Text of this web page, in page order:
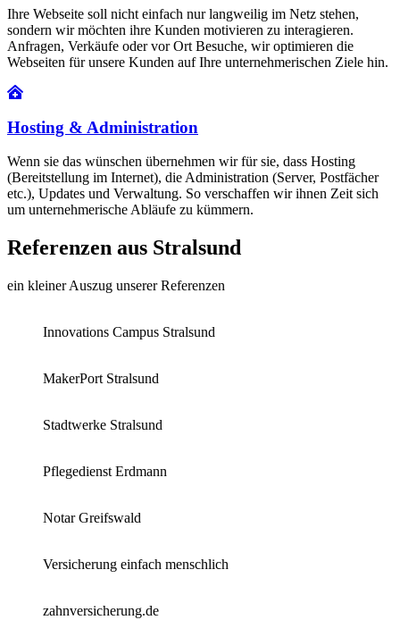
Ihre Webseite soll nicht einfach nur langweilig im Netz stehen,
sondern wir möchten ihre Kunden motivieren zu interagieren.
Anfragen, Verkäufe oder vor Ort Besuche, wir optimieren die
Webseiten für unsere Kunden auf Ihre unternehmerischen Ziele hin.
Hosting & Administration
Wenn sie das wünschen übernehmen wir für sie, dass Hosting
(Bereitstellung im Internet), die Administration (Server, Postfächer
etc.), Updates und Verwaltung. So verschaffen wir ihnen Zeit sich
um unternehmerische Abläufe zu kümmern.
Referenzen aus Stralsund
ein kleiner Auszug unserer Referenzen
Innovations Campus Stralsund
MakerPort Stralsund
Stadtwerke Stralsund
Pflegedienst Erdmann
Notar Greifswald
Versicherung einfach menschlich
zahnversicherung.de